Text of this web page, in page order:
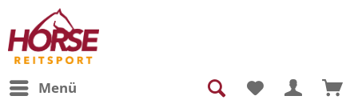
Menü